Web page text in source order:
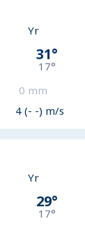
Yr
31°
17°
0 mm
4 (- -) m/s
Yr
29°
17°